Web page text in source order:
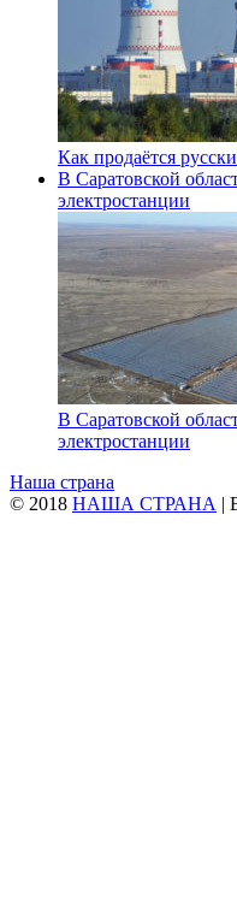
Как продаётся
В Саратовской
электростанции
В Саратовской
электростанции
Наша страна
© 2018 НАША СТРАНА |